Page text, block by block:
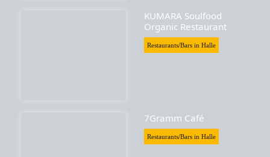
KUMARA Soulfood
Organic Restaurant
Restaurants/Bars in Halle
7Gramm Café
Restaurants/Bars in Halle